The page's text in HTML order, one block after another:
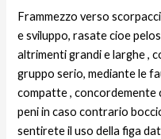
Frammezzo verso
e sviluppo, rasate cioe
altrimenti grandi e larghe ,
gruppo serio, mediante le
compatte , concordemente
peni in caso contrario
sentirete il uso della figa